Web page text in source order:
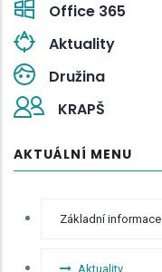
Office 365
Aktuality
Družina
KRAPŠ
AKTUÁLNÍ MENU
RYCHLÉ
BOČNÍZákladní informace
Aktuality